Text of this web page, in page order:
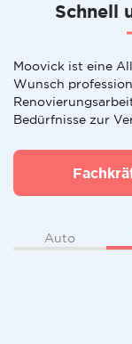
Schnell
Moovick ist eine
Wunsch
Bedürfnisse zur
Auto